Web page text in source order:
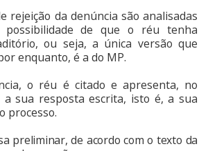
rejeição da denúncia são analisadas
de que o réu tenha
ou seja, a única versão que
enquanto, é a do MP.
o réu é citado e apresenta, no
a sua resposta escrita, isto é, a sua
processo.
preliminar, de acordo com o texto da